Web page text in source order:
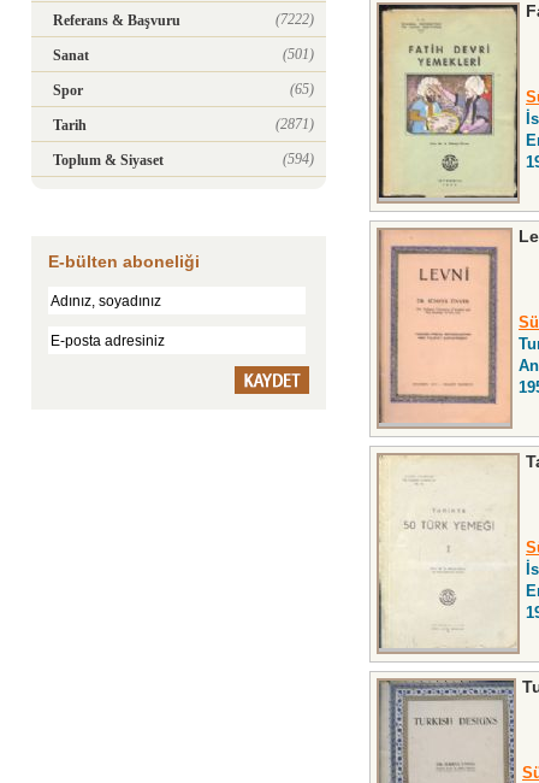
Referans & Başvuru (7222)
Sanat (501)
Spor (65)
Tarih (2871)
Toplum & Siyaset (594)
E-bülten aboneliği